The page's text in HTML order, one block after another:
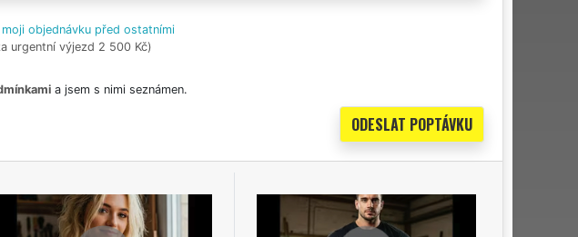
objednávku před ostatními
urgentní výjezd 2 500 Kč)
a jsem s nimi seznámen.